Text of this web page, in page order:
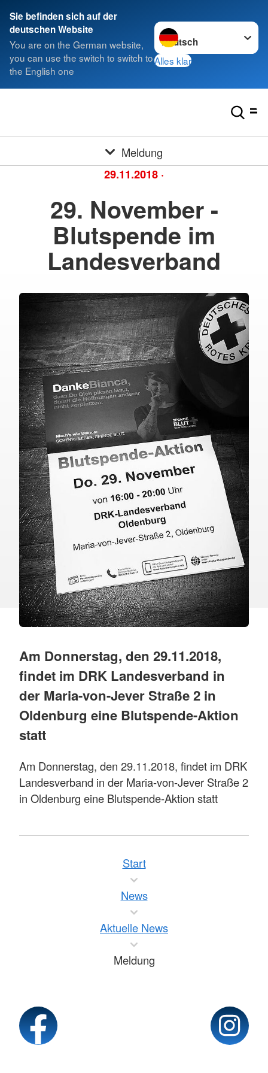
Sie befinden sich auf der
deutschen Website
You are on the German website,
you can use the switch to switch to
the English one
Sprache wechseln zu
Alles klar
Meldung
29.11.2018 ·
29. November -
Blutspende im
Landesverband
Am Donnerstag, den 29.11.2018,
findet im DRK Landesverband in
der Maria-von-Jever Straße 2 in
Oldenburg eine Blutspende-Aktion
statt
Am Donnerstag, den 29.11.2018, findet im DRK
Landesverband in der Maria-von-Jever Straße 2
in Oldenburg eine Blutspende-Aktion statt
Start
News
Aktuelle News
Meldung